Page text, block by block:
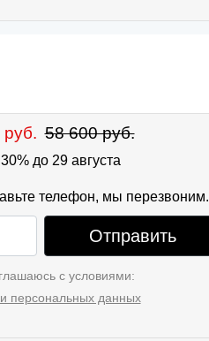
58 600 руб.
до 29 августа
телефон, мы перезвоним.
Отправить
с условиями:
персональных данных